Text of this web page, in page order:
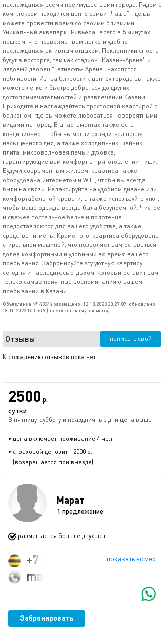
наслаждаться всеми преимуществами города. Рядом с
комплексом находится центр семьи "Чаша", где вы
можете провести время со своими близкими.
Уникальный аквапарк "Ривьера" всего в 5 минутах
пешком, что позволяет вам легко и удобно
наслаждаться активным отдыхом. Поклонники спорта
будут в восторге, так как стадион "Казань-Арена" и
ледовый дворец "Татнефть- Арена" находятся
поблизости. Из- за близости к центру города вы также
можете легко и быстро добраться до других
достопримечательностей и развлечений Казани.
Приходите и наслаждайтесь просторной квартирой с
балконом, где вы можете любоваться невероятными
видами на город. В апартаментах также есть
кондиционер, чтобы вы могли охладиться после
насыщенного дня, а также холодильник, чайник,
плита, микроволновая печь и духовка,
гарантирующие вам комфорт в приготовлении пищи.
Будучи современным жильем, квартира также
оборудована интернетом и WiFi, чтобы вы всегда
были на связи. Релаксируйте на удобном диване или
комфортабельной кровати, а также используйте утюг,
чтобы ваше одежда всегда была безупречной. Чистое
и свежее постельное белье и полотенца
предоставляются для вашего удобства, а также
средства гигиены. Кроме того, квартира оборудована
стиральной машиной, что позволяет вам оставаться
долее комфортными и удобными во время вашего
пребывания. Забронируйте эту уютную квартиру
сегодня и насладитесь отдыхом, который оставит вам
только самые приятные воспоминания о вашем
пребывании в Казани!
Объявление №143344 размещено: 12.10.2023 20:27:09, обновлено:
18.10.2023 15:55:59 (по московскому времени)
Отзывы написать свой
К сожалению отзывов пока нет.
2500 р.
сутки
В пятницу, субботу и праздничные дни цена выше
• цена включает проживание 4 чел.
• страховой депозит - 2000 р.
(возвращается при выезде)
Марат
1 предложение
размещается больше двух лет
показать номер
+7 (903) 305-51-91
marat@tuturkin.ru
Забронировать